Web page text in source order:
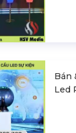
Bán
Led